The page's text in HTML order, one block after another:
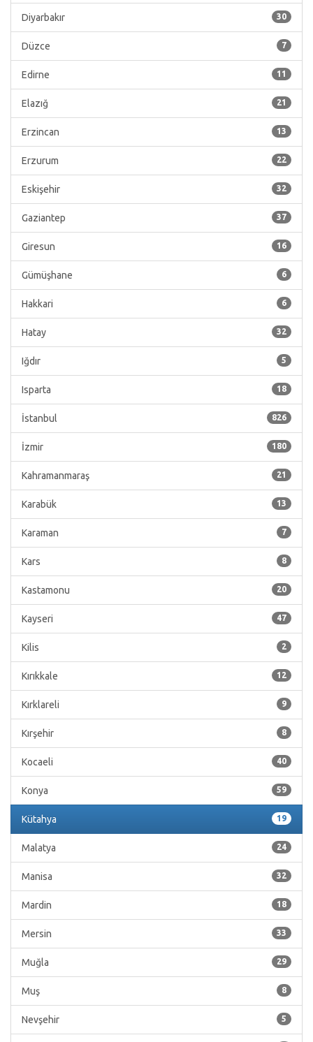
30
Diyarbakır
7
Düzce
11
Edirne
21
Elazığ
13
Erzincan
22
Erzurum
32
Eskişehir
37
Gaziantep
16
Giresun
6
Gümüşhane
6
Hakkari
32
Hatay
5
Iğdır
18
Isparta
826
İstanbul
180
İzmir
21
Kahramanmaraş
13
Karabük
7
Karaman
8
Kars
20
Kastamonu
47
Kayseri
2
Kilis
12
Kırıkkale
9
Kırklareli
8
Kırşehir
40
Kocaeli
59
Konya
19
Kütahya
24
Malatya
32
Manisa
18
Mardin
33
Mersin
29
Muğla
8
Muş
5
Nevşehir